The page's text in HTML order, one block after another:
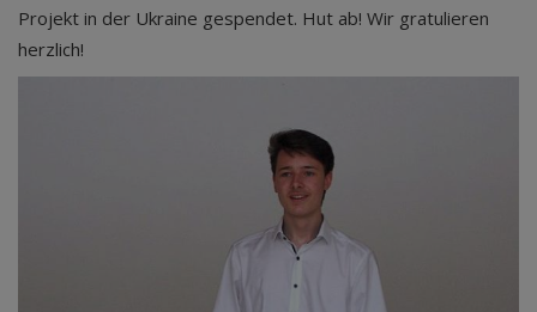
Projekt in der Ukraine gespendet. Hut ab! Wir gratulieren
herzlich!